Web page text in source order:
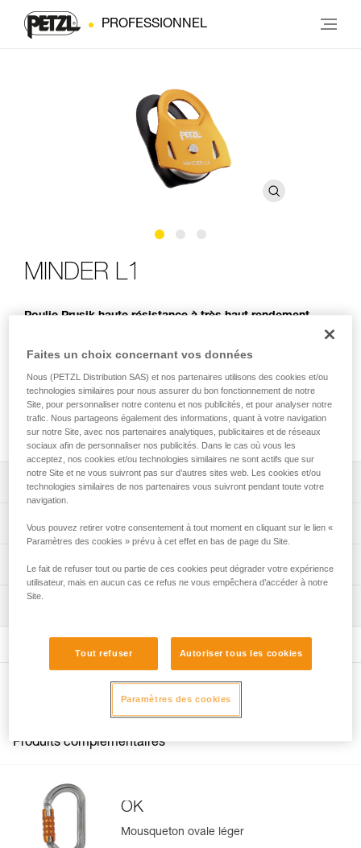
PROFESSIONNEL
MINDER L1
Poulie Prusik haute résistance à très haut rendement
La poulie MINDER L1 est destinée aux professionnels du
de nœud autobloquant Prusik dans des systèmes anti-retour.
Hautement résistante et offrant un très haut rendement, elle
est conçue pour une utilisation intensive, ainsi que pour la
manipulation de charges lourdes.
Descriptif
- flasques mobiles au design adapté au nœud
autobloquant Prusik.
Conçue pour la manipulation de charges lourdes et pour
une utilisation intensive :
- manipulations facilitées par les trous de connexion
pouvant recevoir jusqu'à trois mousquetons,
- passage de corde protégé, grâce au design spécifique
Spécifications techniques
Diamètre de réa: 51 mm
Roulement à billes: oui
Charge d'utilisation maximale: 8 kN
Charge de rupture: 36 kN
Certification(s): CE EN 12278, NFPA General Use, XF 494
Spécifications référence(s)
Référence : P060CA00
Couleur(s) : jaune
Garantie : 3 ans
Informations techniques
Notice
Voir tous les contenus techniques
Télécharger le pdf verif-EPI-poulies-procedure-FR
Télécharger le pdf verif-EPI-poulies-suivi-FR
Autres produits
Produits complémentaires
OK
Mousqueton ovale léger
Faites un choix concernant vos données
Nous (PETZL Distribution SAS) et nos partenaires utilisons des cookies et/ou
technologies similaires pour nous assurer du bon fonctionnement de notre
Site, pour personnaliser notre contenu et nos publicités, et pour analyser notre
trafic. Nous partageons également des informations, quant à votre navigation
sur notre Site, avec nos partenaires analytiques, publicitaires et de réseaux
sociaux afin de personnaliser nos publicités. Dans le cas où vous les
acceptez, nos cookies et/ou technologies similaires ne sont actifs que sur
notre Site et ne vous suivront pas sur d’autres sites web. Les cookies et/ou
technologies similaires de nos partenaires vous suivront pendant toute votre
navigation.
Vous pouvez retirer votre consentement à tout moment en cliquant sur le lien «
Paramètres des cookies » prévu à cet effet en bas de page du Site.
Le fait de refuser tout ou partie de ces cookies peut dégrader votre expérience
utilisateur, mais en aucun cas ce refus ne vous empêchera d’accéder à notre
Site.
Tout refuser Autoriser tous les cookies
Paramètres des cookies